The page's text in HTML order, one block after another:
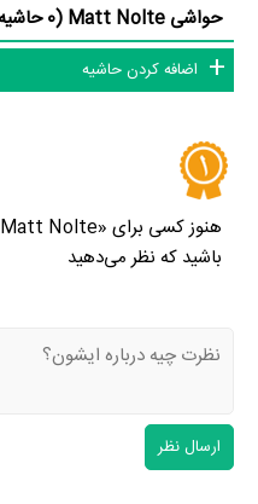
حواشی Matt Nolte (0 حاشیه)
اضافه کردن حاشیه
باشید که نظر می‌دهید
ارسال نظر